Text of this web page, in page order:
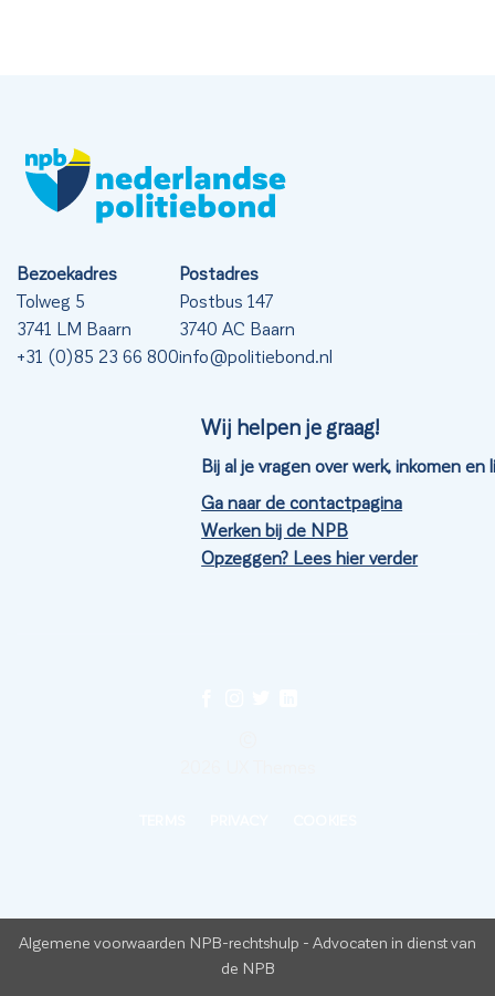
Bezoekadres
Tolweg 5
3741 LM Baarn
+31 (0)85 23 66 800
Postadres
Postbus 147
3740 AC Baarn
info@politiebond.nl
Wij helpen je graag!
Bij al je vragen over werk, inkomen en
Ga naar de contactpagina
Werken bij de NPB
Opzeggen? Lees hier verder
Algemene voorwaarden NPB-rechtshulp - Advocaten in dienst van
de NPB